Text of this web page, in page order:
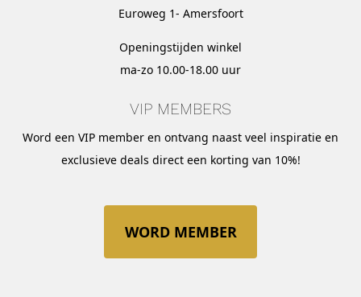
Euroweg 1- Amersfoort
Openingstijden winkel
ma-zo 10.00-18.00 uur
VIP MEMBERS
Word een VIP member en ontvang naast veel inspiratie en
exclusieve deals direct een korting van 10%!
WORD MEMBER